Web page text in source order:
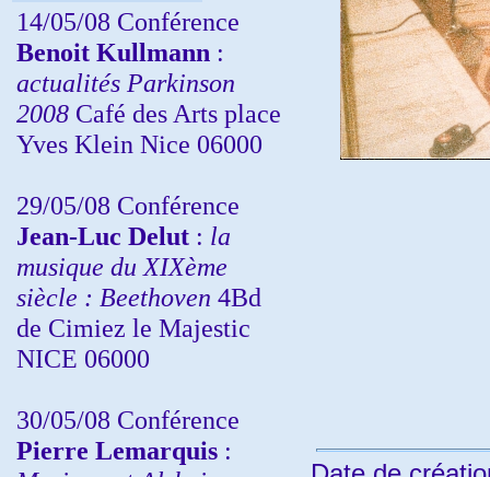
14/05/08 Conférence
Benoit Kullmann :
actualités Parkinson
2008 Café des Arts place
Yves Klein Nice 06000
29/05/08 Conférence
Jean-Luc Delut : la
musique du XIXème
siècle : Beethoven 4Bd
de Cimiez le Majestic
NICE 06000
30/05/08 Conférence
Pierre Lemarquis :